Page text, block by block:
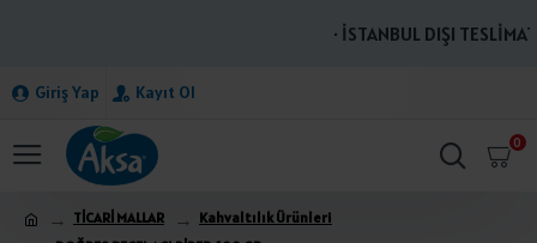
· İSTANBUL DIŞI
Giriş Yap Kayıt Ol
0
TİCARİ MALLAR
Kahvaltılık Ürünleri